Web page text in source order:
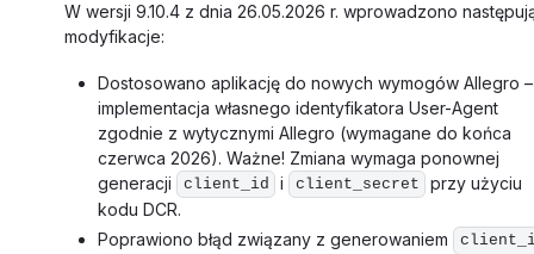
W wersji 9.10.4 z dnia 26.05.2026 r. wprowadzono
modyfikacje:
Dostosowano aplikację do nowych wymogów Allegro –
implementacja własnego identyfikatora User-Agent
zgodnie z wytycznymi Allegro (wymagane do końca
czerwca 2026). Ważne! Zmiana wymaga ponownej
generacji
client_id i client_secret
przy użyciu
kodu DCR.
Poprawiono błąd związany z generowaniem